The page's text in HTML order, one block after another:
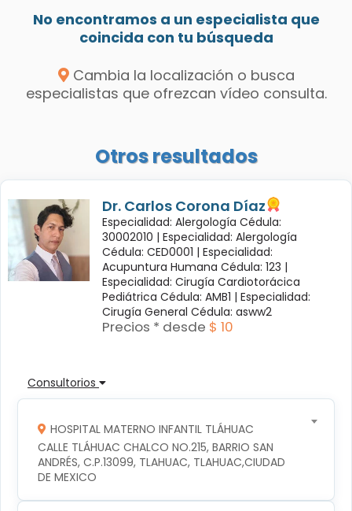
No encontramos a un especialista que
coincida con tu búsqueda
Cambia la localización o busca
especialistas que ofrezcan vídeo consulta.
Otros resultados
Dr. Carlos Corona Díaz
Especialidad: Alergología Cédula:
30002010 | Especialidad: Alergología
Cédula: CED0001 | Especialidad:
Acupuntura Humana Cédula: 123 |
Especialidad: Cirugía Cardiotorácica
Pediátrica Cédula: AMB1 | Especialidad:
Cirugía General Cédula: asww2
Precios * desde $ 10
Consultorios
HOSPITAL MATERNO INFANTIL TLÁHUAC
CALLE TLÁHUAC CHALCO NO.215, BARRIO SAN
ANDRÉS, C.P.13099, TLAHUAC, TLAHUAC,CIUDAD
DE MEXICO